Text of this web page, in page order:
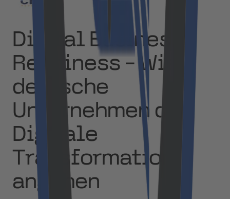
Digital Business
Readiness – Wie
deutsche
Unternehmen die
Digitale
Transformation
angehen